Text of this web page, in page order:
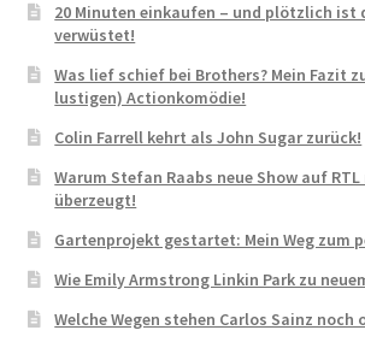
20 Minuten einkaufen – und plötzlich ist
verwüstet!
Was lief schief bei Brothers? Mein Fazit
lustigen) Actionkomödie!
Colin Farrell kehrt als John Sugar zurück!
Warum Stefan Raabs neue Show auf
überzeugt!
Gartenprojekt gestartet: Mein Weg zum
Wie Emily Armstrong Linkin Park zu
Welche Wegen stehen Carlos Sainz noch